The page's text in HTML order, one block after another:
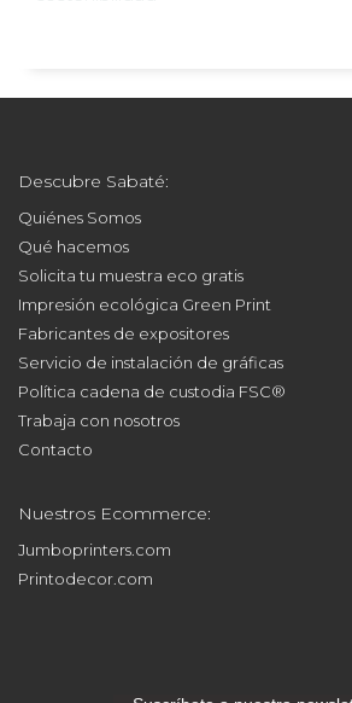
Descubre Sabaté:
Quiénes Somos
Qué hacemos
Solicita tu muestra eco gratis
Impresión ecológica Green Print
Fabricantes de expositores
Servicio de instalación de gráficas
Política cadena de custodia FSC®
Trabaja con nosotros
Contacto
Nuestros Ecommerce:
Jumboprinters.com
Printodecor.com